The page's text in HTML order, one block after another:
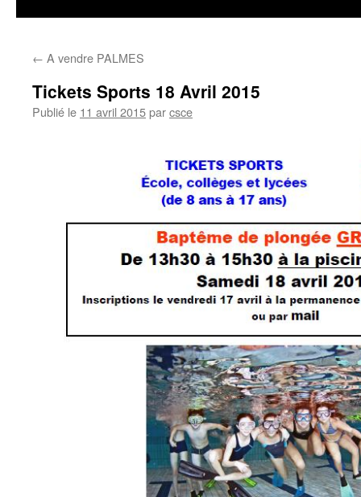
← A vendre PALMES
Tickets Sports 18 Avril 2015
Publié le 11 avril 2015parcsce